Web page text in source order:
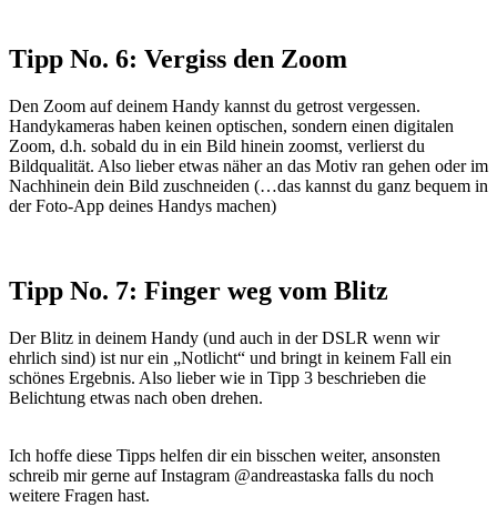
Tipp No. 6: Vergiss den Zoom
Den Zoom auf deinem Handy kannst du getrost vergessen.
Handykameras haben keinen optischen, sondern einen digitalen
Zoom, d.h. sobald du in ein Bild hinein zoomst, verlierst du
Bildqualität. Also lieber etwas näher an das Motiv ran gehen oder im
Nachhinein dein Bild zuschneiden (…das kannst du ganz bequem in
der Foto-App deines Handys machen)
Tipp No. 7: Finger weg vom Blitz
Der Blitz in deinem Handy (und auch in der DSLR wenn wir
ehrlich sind) ist nur ein „Notlicht“ und bringt in keinem Fall ein
schönes Ergebnis. Also lieber wie in Tipp 3 beschrieben die
Belichtung etwas nach oben drehen.
Ich hoffe diese Tipps helfen dir ein bisschen weiter, ansonsten
schreib mir gerne auf Instagram @andreastaska falls du noch
weitere Fragen hast.